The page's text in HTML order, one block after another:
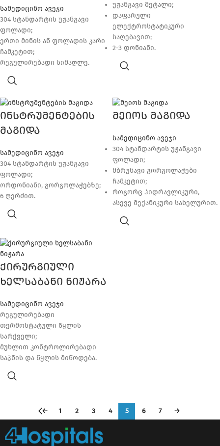
სამედიცინო ავეჯი
304 სტანდარტის უჟანგავი
ფოლადი;
ერთი მინის ან ფოლადის კარი
ჩამკეტით;
რეგულირებადი სიმაღლე.
უჟანგავი მეტალი;
დაფარული
ელექტროსტატიკური
საღებავით;
2-3 დონიანი.
ინსტრუმენტების
მაგიდა
სამედიცინო ავეჯი
304 სტანდარტის უჟანგავი
ფოლადი;
ორდონიანი, გორგოლაჭებზე;
6 ღერძით.
მეიოს მაგიდა
სამედიცინო ავეჯი
304 სტანდარტის უჟანგავი
ფოლადი;
მბრუნავი გორგოლაჭები
ჩამკეტით;
როგორც ჰიდრავლიკური,
ასევე მექანიკური სახელურით.
ქირურგიული
ხელსაბანი ნიჟარა
სამედიცინო ავეჯი
რეგულირებადი
თერმოსტატული წყლის
სარქველი;
მუხლით კონტროლირებადი
საპნის და წყლის მიწოდება.
← 1 2 3 4 5 6 7 →